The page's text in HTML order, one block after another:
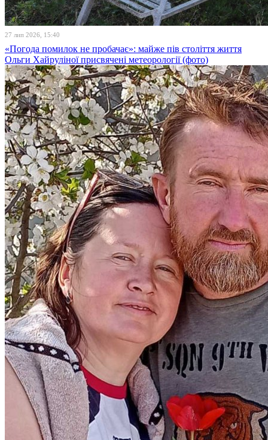
27 лип 2026, 15:40
«Погода помилок не пробачає»: майже пів століття життя
Ольги Хайруліної присвячені метеорології (фото)